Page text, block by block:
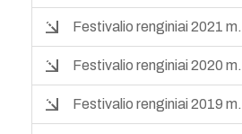
Festivalio renginiai 2021 m.
Festivalio renginiai 2020 m.
Festivalio renginiai 2019 m.